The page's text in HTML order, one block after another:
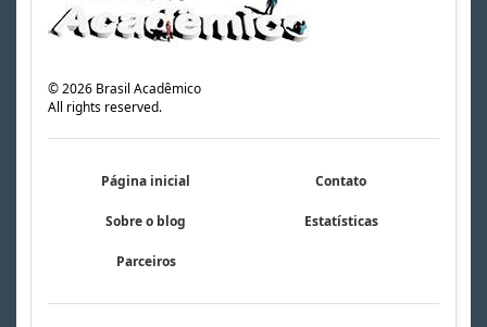
©2026 Brasil Acadêmico
All rights reserved.
Página inicial Contato
Sobre o blog Estatísticas
Parceiros